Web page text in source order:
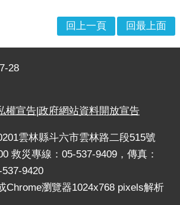
回上一頁 回最上面
28
權宣告 政府網站資料開放宣告
雲林縣斗六市雲林路二段515號
救災專線：05-537-9409，傳真：
9420
Chrome瀏覽器1024x768 pixels解析